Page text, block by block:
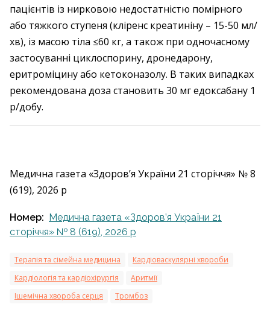
пацієнтів із нирковою недостатністю помірного
або тяжкого ступеня (кліренс креатиніну – 15-50 мл/
хв), із масою тіла ≤60 кг, а також при одночасному
застосуванні циклоспорину, дронедарону,
еритроміцину або кетоконазолу. В таких випадках
рекомендована доза становить 30 мг едоксабану 1
р/добу.
Медична газета «Здоров’я України 21 сторіччя» № 8
(619), 2026 р
Номер: Медична газета «Здоров’я України 21
сторіччя» № 8 (619), 2026 р
Терапія та сімейна медицина
Кардіоваскулярні хвороби
Кардіологія та кардіохірургія
Аритмії
Ішемічна хвороба серця
Тромбоз